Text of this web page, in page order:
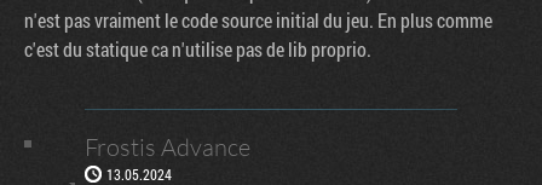
n'est pas vraiment le code source initial du jeu. En plus comme
c'est du statique ca n'utilise pas de lib proprio.
Frostis Advance
13.05.2024